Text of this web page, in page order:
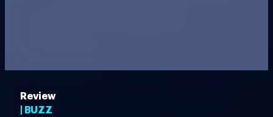
Review
| BUZZ